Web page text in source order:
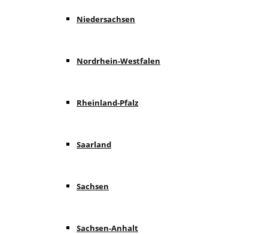
Niedersachsen
Nordrhein-Westfalen
Rheinland-Pfalz
Saarland
Sachsen
Sachsen-Anhalt